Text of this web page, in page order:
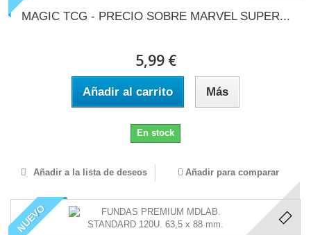
MAGIC TCG - PRECIO SOBRE MARVEL SUPER...
5,99 €
Añadir al carrito Más
En stock
Añadir a la lista de deseos Añadir para comparar
NUEVO